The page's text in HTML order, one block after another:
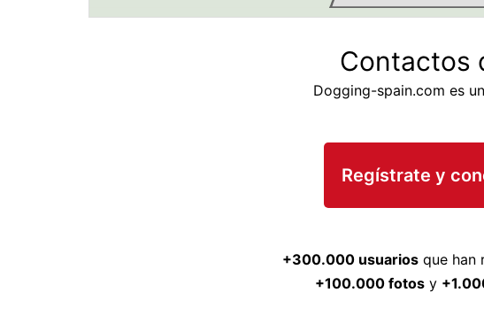
Contactos
Dogging-spain.com es
Regístrate y
+300.000 usuarios que han
+100.000 fotosy